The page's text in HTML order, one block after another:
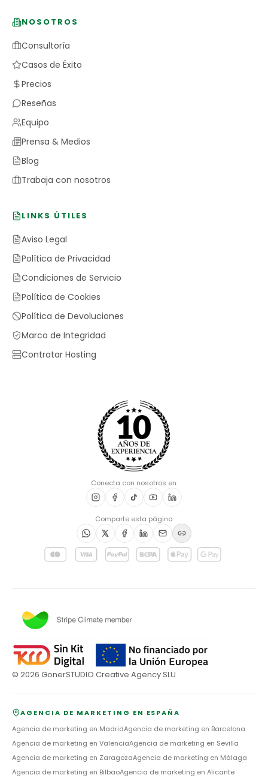
NOSOTROS
Consultoría
Casos de Éxito
Precios
Reseñas
Equipo
Prensa & Medios
Blog
Trabaja con nosotros
LINKS ÚTILES
Aviso Legal
Política de Privacidad
Condiciones de Servicio
Política de Cookies
Política de Devoluciones
Marco de Integridad
Contratar Hosting
Conecta con nosotros en:
Comparte esta página
© 2026 GonerSTUDIO Creative Agency SLU
AGENCIA DE MARKETING EN ESPAÑA
Agencia de marketing en MadridAgencia de marketing en Barcelona
Agencia de marketing en ValenciaAgencia de marketing en Sevilla
Agencia de marketing en ZaragozaAgencia de marketing en Málaga
Agencia de marketing en BilbaoAgencia de marketing en Alicante